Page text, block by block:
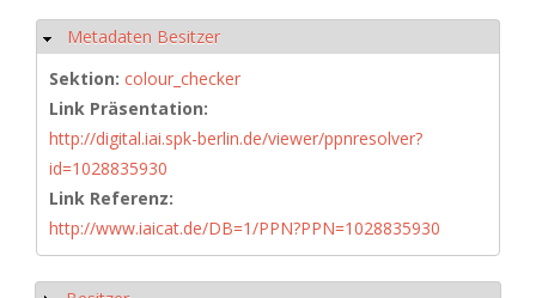
Hide
Metadaten Besitzer
Sektion: colour_checker
Link Präsentation:
http://digital.iai.spk-berlin.de/viewer/ppnresolver?
id=1028835930
Link Referenz:
http://www.iaicat.de/DB=1/PPN?PPN=1028835930